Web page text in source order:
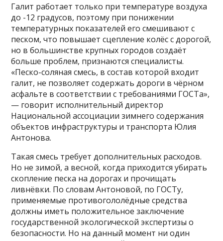
Галит работает только при температуре воздуха
до -12 градусов, поэтому при понижении
температурных показателей его смешивают с
песком, что повышает сцепление колёс с дорогой,
но в большинстве крупных городов создаёт
больше проблем, признаются специалисты.
«Песко-соляная смесь, в состав которой входит
галит, не позволяет содержать дороги в чёрном
асфальте в соответствии с требованиями ГОСТа»,
— говорит исполнительный директор
Национальной ассоциации зимнего содержания
объектов инфраструктуры и транспорта Юлия
Антонова.
Такая смесь требует дополнительных расходов.
Но не зимой, а весной, когда приходится убирать
скопление песка на дорогах и прочищать
ливнёвки. По словам Антоновой, по ГОСТу,
применяемые противогололёдные средства
должны иметь положительное заключение
государственной экологической экспертизы о
безопасности. Но на данный момент ни один